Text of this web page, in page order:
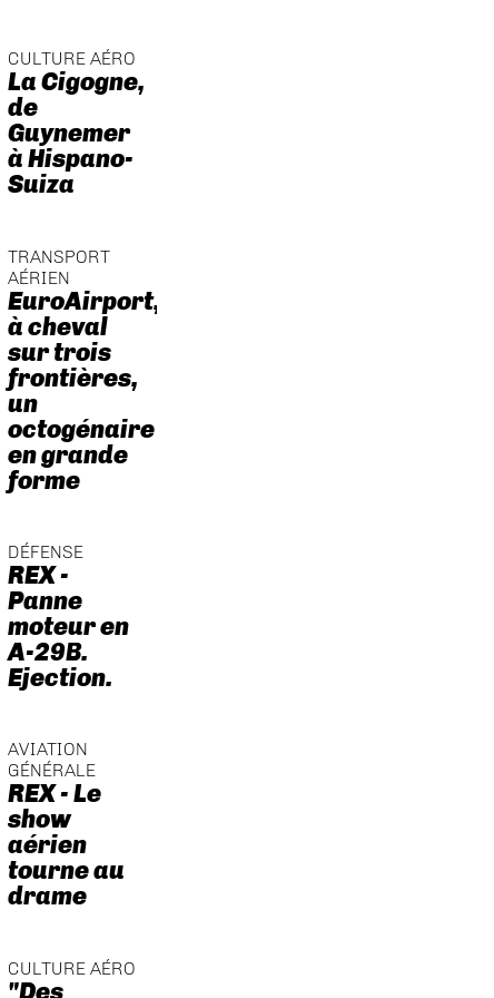
CULTURE AÉRO
La Cigogne,
de
Guynemer
à Hispano-
Suiza
TRANSPORT
AÉRIEN
EuroAirport,
à cheval
sur trois
frontières,
un
octogénaire
en grande
forme
DÉFENSE
REX -
Panne
moteur en
A-29B.
Ejection.
AVIATION
GÉNÉRALE
REX - Le
show
aérien
tourne au
drame
CULTURE AÉRO
"Des